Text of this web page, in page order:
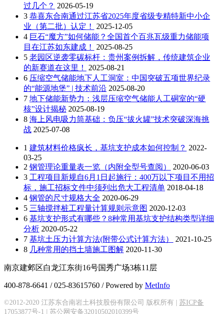
过几个？ 2026-05-19
3 恭喜东合南通过江苏省2025年度省级专精特新中小企
业（第二批）认定！
2025-12-05
4 巨石“魔方”如何储能？全国首个百兆瓦级重力储能项
目在江苏如东建成！
2025-08-25
5 老园区逆袭零碳标杆：贵州案例拆解，传统建筑企业
的新赛道在这里！
2025-08-21
6 压缩空气储能地下人工洞室：中国突破五项世界纪录
的“能源地堡” | 技术前沿 2025-08-20
7 地下储能新势力：浅层压缩空气储能人工硐室的“硬
核”设计揭秘 2025-08-19
8 海上风电吸力筒基础：负压“拔火罐”技术突破深海挑
战 2025-07-08
1 建筑材料价格疯长，基坑支护成本如何控制？ 2022-
03-25
2 钢管理论重量表一览（内附全型号查阅）
2020-06-03
3 工程项目新规自6月1日起施行：400万以下项目不用招
标，施工招标文件中须列出危大工程清单 2018-04-18
4 钢管的尺寸规格大全 2020-06-29
5 三轴搅拌桩工程量计算规则示意图 2020-12-03
6 基坑支护形式有哪些？8种常用基坑支护结构类型详细
分析 2020-05-22
7 基坑土压力计算方法(附带公式计算方法）
2021-10-25
8 几种常用的挡土墙施工图解 2020-11-30
南京建邺区白龙江东街16号国秀广场3栋11层
400-878-6641 / 025-83615760 / Powered by MetInfo
©2012-2020 江苏东合南岩土科技股份有限公司 版权所有 | 苏ICP备
17053877号-1
苏公网安备32010502010399号